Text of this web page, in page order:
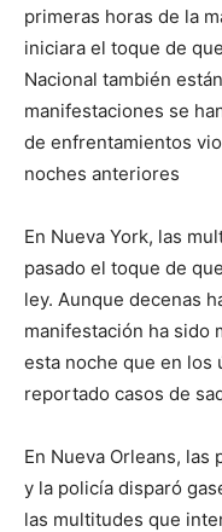
primeras horas de la
iniciara el toque de
Nacional también
manifestaciones se
de enfrentamientos
noches anteriores
En Nueva York, las
pasado el toque de
ley. Aunque decenas
manifestación ha sido
esta noche que en los
reportado casos de
En Nueva Orleans,
y la policía disparó
las multitudes que